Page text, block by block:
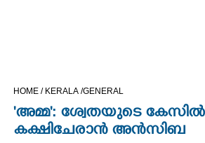
CINEMA
OPINION
HOME / KERALA /GENERAL
'അമ്മ': ശ്വേതയുടെ കേസിൽ
കക്ഷിചേരാൻ അൻസിബ